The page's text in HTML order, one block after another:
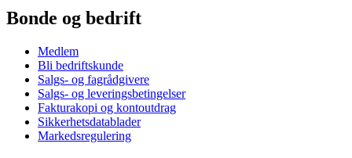
Bonde og bedrift
Medlem
Bli bedriftskunde
Salgs- og fagrådgivere
Salgs- og leveringsbetingelser
Fakturakopi og kontoutdrag
Sikkerhetsdatablader
Markedsregulering